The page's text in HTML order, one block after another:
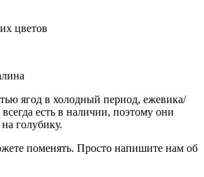
цветов
ягод в холодный период, ежевика/
есть в наличии, поэтому они
голубику.
поменять. Просто напишите нам об